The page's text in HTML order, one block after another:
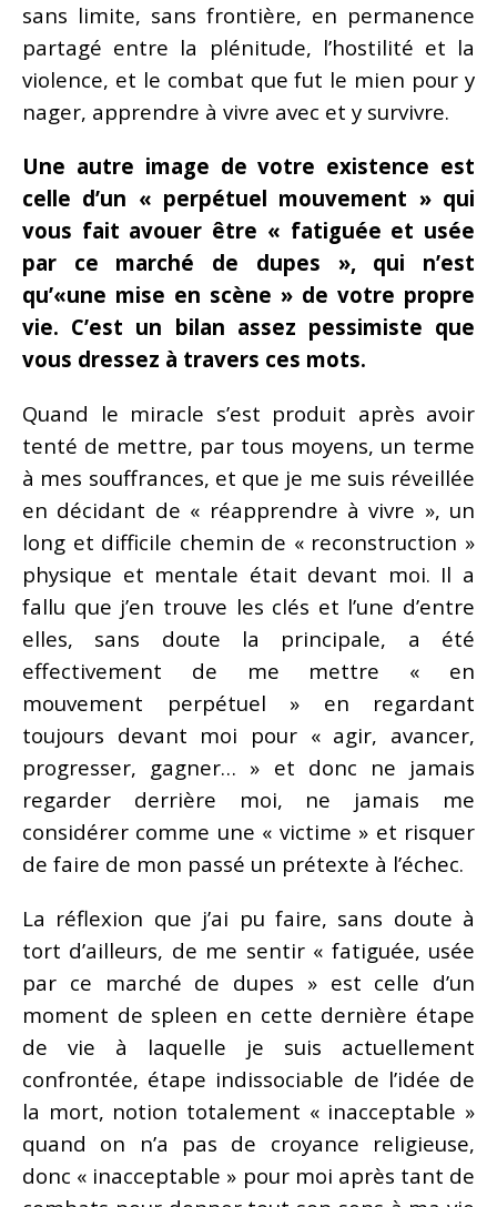
sans limite, sans frontière, en permanence
partagé entre la plénitude, l’hostilité et la
violence, et le combat que fut le mien pour y
nager, apprendre à vivre avec et y survivre.
Une autre image de votre existence est
celle d’un « perpétuel mouvement » qui
vous fait avouer être « fatiguée et usée
par ce marché de dupes », qui n’est
qu’«une mise en scène » de votre propre
vie. C’est un bilan assez pessimiste que
vous dressez à travers ces mots.
Quand le miracle s’est produit après avoir
tenté de mettre, par tous moyens, un terme
à mes souffrances, et que je me suis réveillée
en décidant de « réapprendre à vivre », un
long et difficile chemin de « reconstruction »
physique et mentale était devant moi. Il a
fallu que j’en trouve les clés et l’une d’entre
elles, sans doute la principale, a été
effectivement de me mettre « en
mouvement perpétuel » en regardant
toujours devant moi pour « agir, avancer,
progresser, gagner… » et donc ne jamais
regarder derrière moi, ne jamais me
considérer comme une « victime » et risquer
de faire de mon passé un prétexte à l’échec.
La réflexion que j’ai pu faire, sans doute à
tort d’ailleurs, de me sentir « fatiguée, usée
par ce marché de dupes » est celle d’un
moment de spleen en cette dernière étape
de vie à laquelle je suis actuellement
confrontée, étape indissociable de l’idée de
la mort, notion totalement « inacceptable »
quand on n’a pas de croyance religieuse,
donc « inacceptable » pour moi après tant de